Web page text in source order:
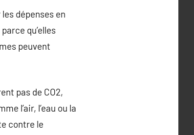
dépenses en
qu’elles
peuvent
pas de CO2,
l’air, l’eau ou la
contre le